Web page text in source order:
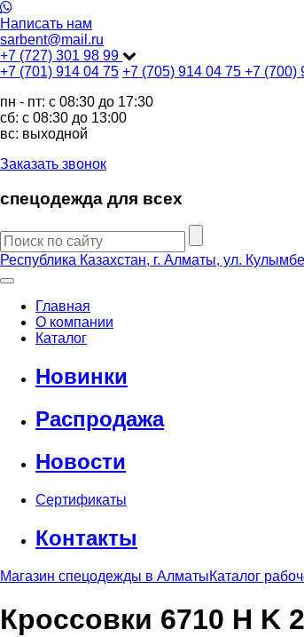
Написать нам
sarbent@mail.ru
+7 (727) 301 98 99
+7 (701) 914 04 75 +7 (705) 914 04 75 +7 (700)
пн - пт: c 08:30 до 17:30
сб: c 08:30 до 13:00
вс: выходной
Заказать звонок
спецодежда для всех
Республика Казахстан, г. Алматы, ул.
Главная
О компании
Каталог
Новинки
Распродажа
Новости
Сертификаты
Контакты
Магазин спецодежды в АлматыКаталог
Кроссовки 6710 H K